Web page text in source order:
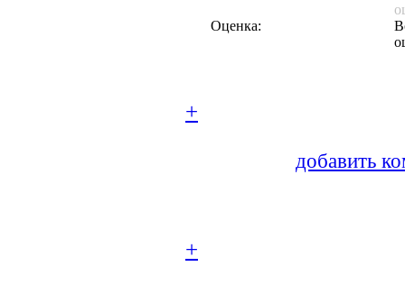
Оценка:
+
добавить
+